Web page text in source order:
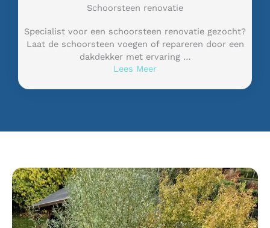
Schoorsteen renovatie
Specialist voor een schoorsteen renovatie gezocht?
Laat de schoorsteen voegen of repareren door een
dakdekker met ervaring …
Lees Meer